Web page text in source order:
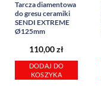
Tarcza diamentowa
do gresu ceramiki
SENDI EXTREME
Ø125mm
110,00zł
DODAJ DO
KOSZYKA